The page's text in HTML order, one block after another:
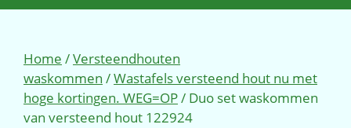
Home /Versteendhouten
waskommen /Wastafels versteend hout nu met
hoge kortingen. WEG=OP/ Duo set waskommen
van versteend hout 122924